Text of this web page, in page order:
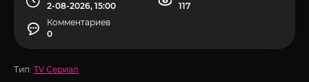
2-08-2026, 15:00
117
Комментариев
0
Тип: TV Сериал